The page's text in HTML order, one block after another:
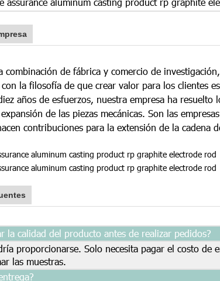
combinación de fábrica y comercio de
la filosofía de que crear valor para los clientes
años de esfuerzos, nuestra empresa ha
de las piezas mecánicas. Son las
contribuciones para la extensión de la cadena
la calidad del producto antes de realizar pedidos?
proporcionarse. Solo necesita pagar el costo de
las muestras.